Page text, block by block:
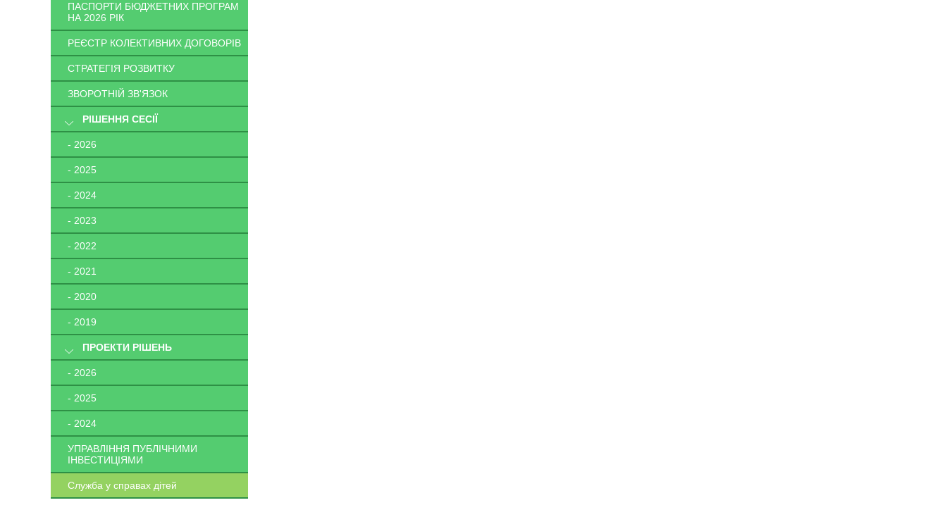
ПАСПОРТИ БЮДЖЕТНИХ ПРОГРАМ
НА 2026 РІК
РЕЄСТР КОЛЕКТИВНИХ ДОГОВОРІВ
СТРАТЕГІЯ РОЗВИТКУ
ЗВОРОТНІЙ ЗВ'ЯЗОК
РІШЕННЯ СЕСІЇ
- 2026
- 2025
- 2024
- 2023
- 2022
- 2021
- 2020
- 2019
ПРОЕКТИ РІШЕНЬ
- 2026
- 2025
- 2024
УПРАВЛІННЯ ПУБЛІЧНИМИ
ІНВЕСТИЦІЯМИ
Служба у справах дітей